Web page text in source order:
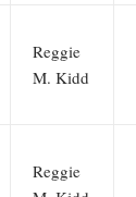
Reggie
M. Kidd
Reggie